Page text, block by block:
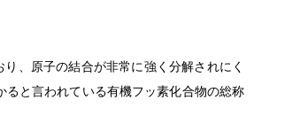
、原子の結合が非常に強く分解されにく
と言われている有機フッ素化合物の総称